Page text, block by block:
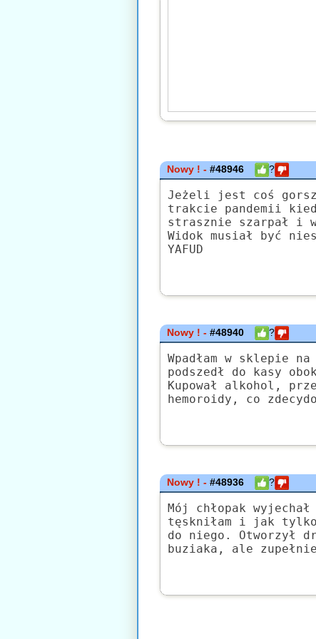
Nowy ! -#48946 ?
Jeżeli jest coś
trakcie pandemii
strasznie szarpał i w
Widok musiał być
YAFUD
Nowy ! -#48940 ?
Wpadłam w sklepie
podszedł do kasy
Kupował alkohol,
hemoroidy, co
Nowy ! -#48936 ?
Mój chłopak
tęskniłam i jak tylko
do niego. Otworzył
buziaka, ale